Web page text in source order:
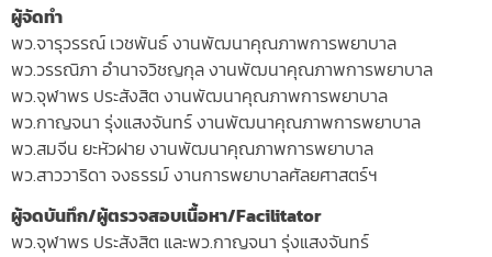
ผู้จัดทำ
พว.จารุวรรณ์ เวชพันธ์ งานพัฒนาคุณภาพการพยาบาล
พว.วรรณิภา อำนาจวิชญกุล งานพัฒนาคุณภาพการพยาบาล
พว.จุฬาพร ประสังสิต งานพัฒนาคุณภาพการพยาบาล
พว.กาญจนา รุ่งแสงจันทร์ งานพัฒนาคุณภาพการพยาบาล
พว.สมจีน ยะหัวฝาย งานพัฒนาคุณภาพการพยาบาล
พว.สาววาริดา จงธรรม์ งานการพยาบาลศัลยศาสตร์ฯ
ผู้จดบันทึก/ผู้ตรวจสอบเนื้อหา/Facilitator
พว.จุฬาพร ประสังสิต และพว.กาญจนา รุ่งแสงจันทร์